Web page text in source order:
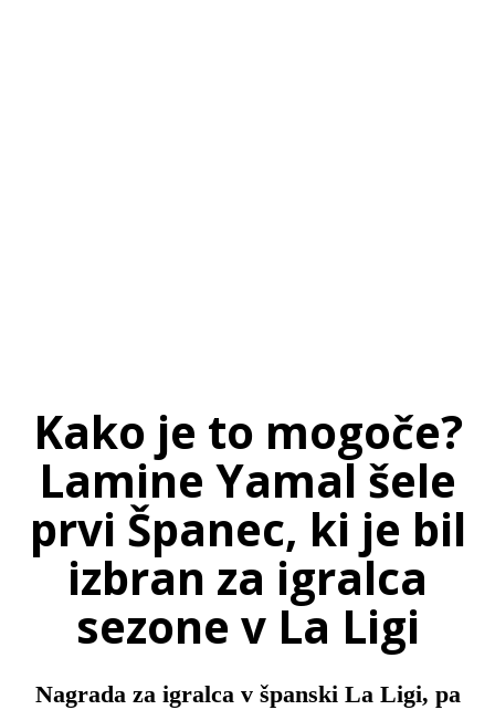
Kako je to mogoče?
Lamine Yamal šele
prvi Španec, ki je bil
izbran za igralca
sezone v La Ligi
Nagrada za igralca v španski La Ligi, pa